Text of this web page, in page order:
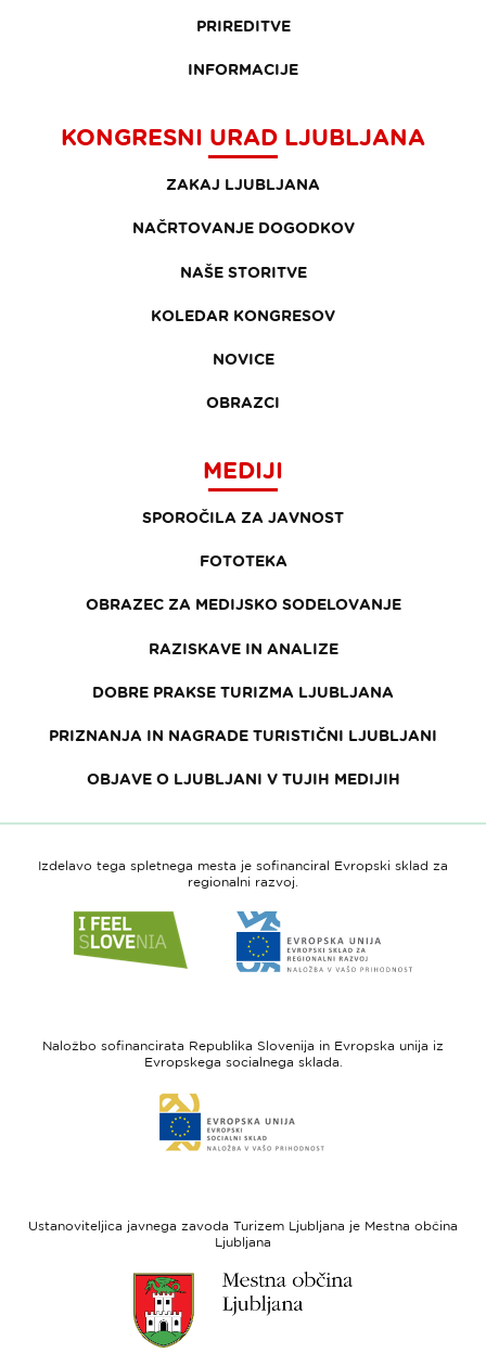
PRIREDITVE
INFORMACIJE
KONGRESNI URAD LJUBLJANA
ZAKAJ LJUBLJANA
NAČRTOVANJE DOGODKOV
NAŠE STORITVE
KOLEDAR KONGRESOV
NOVICE
OBRAZCI
MEDIJI
SPOROČILA ZA JAVNOST
FOTOTEKA
OBRAZEC ZA MEDIJSKO SODELOVANJE
RAZISKAVE IN ANALIZE
DOBRE PRAKSE TURIZMA LJUBLJANA
PRIZNANJA IN NAGRADE TURISTIČNI LJUBLJANI
OBJAVE O LJUBLJANI V TUJIH MEDIJIH
Izdelavo tega spletnega mesta je sofinanciral Evropski sklad za
regionalni razvoj.
do
spletne
Slovenia
do
spletne
-
regionalni
Naložbo sofinancirata Republika Slovenija in Evropska unija iz
Evropskega socialnega sklada.
do
spletne
sklad
Ustanoviteljica javnega zavoda Turizem Ljubljana je Mestna občina
Ljubljana